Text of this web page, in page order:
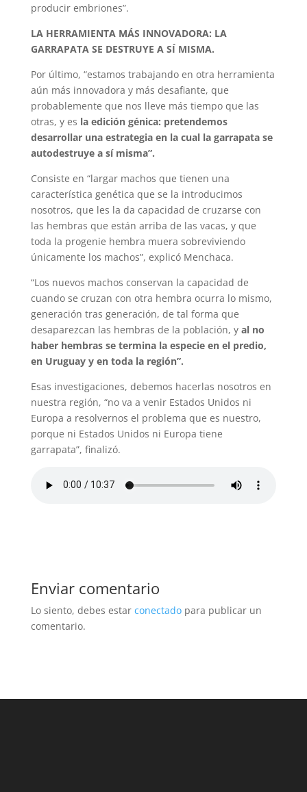
producir embriones”.
LA HERRAMIENTA MÁS INNOVADORA: LA
GARRAPATA SE DESTRUYE A SÍ MISMA.
Por último, “estamos trabajando en otra herramienta
aún más innovadora y más desafiante, que
probablemente que nos lleve más tiempo que las
otras, y es la edición génica: pretendemos
desarrollar una estrategia en la cual la garrapata se
autodestruye a sí misma”.
Consiste en “largar machos que tienen una
característica genética que se la introducimos
nosotros, que les la da capacidad de cruzarse con
las hembras que están arriba de las vacas, y que
toda la progenie hembra muera sobreviviendo
únicamente los machos”, explicó Menchaca.
“Los nuevos machos conservan la capacidad de
cuando se cruzan con otra hembra ocurra lo mismo,
generación tras generación, de tal forma que
desaparezcan las hembras de la población, y al no
haber hembras se termina la especie en el predio,
en Uruguay y en toda la región”.
Esas investigaciones, debemos hacerlas nosotros en
nuestra región, “no va a venir Estados Unidos ni
Europa a resolvernos el problema que es nuestro,
porque ni Estados Unidos ni Europa tiene
garrapata”, finalizó.
Enviar comentario
Lo siento, debes estar conectadopara publicar un
comentario.